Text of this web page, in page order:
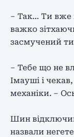
– Так… Ти вже
важко
засмучений
– Тебе що не
Імауші і
механіки. –
Шин
назвали